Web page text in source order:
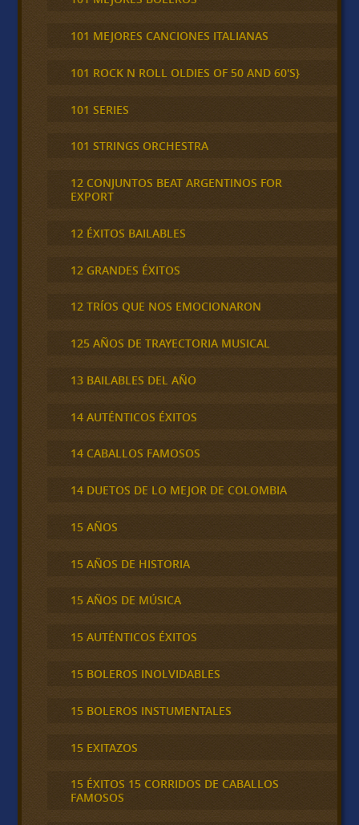
101 MEJORES CANCIONES ITALIANAS
101 ROCK N ROLL OLDIES OF 50 AND 60'S}
101 SERIES
101 STRINGS ORCHESTRA
12 CONJUNTOS BEAT ARGENTINOS FOR
EXPORT
12 ÉXITOS BAILABLES
12 GRANDES ÉXITOS
12 TRÍOS QUE NOS EMOCIONARON
125 AÑOS DE TRAYECTORIA MUSICAL
13 BAILABLES DEL AÑO
14 AUTÉNTICOS ÉXITOS
14 CABALLOS FAMOSOS
14 DUETOS DE LO MEJOR DE COLOMBIA
15 AÑOS
15 AÑOS DE HISTORIA
15 AÑOS DE MÚSICA
15 AUTÉNTICOS ÉXITOS
15 BOLEROS INOLVIDABLES
15 BOLEROS INSTUMENTALES
15 EXITAZOS
15 ÉXITOS 15 CORRIDOS DE CABALLOS
FAMOSOS